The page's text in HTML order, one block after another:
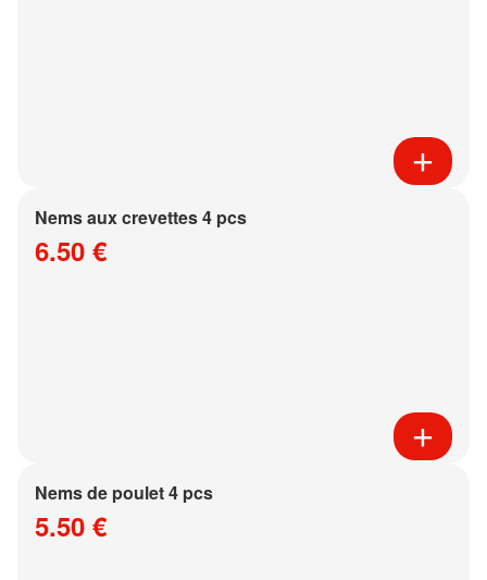
Nems aux crevettes 4 pcs
6.50 €
Nems de poulet 4 pcs
5.50 €